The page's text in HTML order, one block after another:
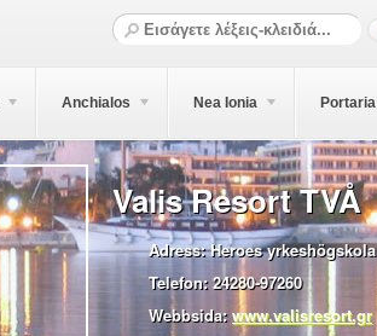
Anchialos Nea Ionia Portaria
Valis Resort TVÅ
Adress:Heroes yrkeshögskola
Telefon:24280-97260
Webbsida: www.valisresort.gr